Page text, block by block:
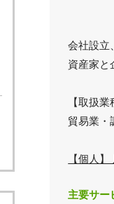
会社設立
資産家と
【取扱
貿易業・
【個人
主要サー